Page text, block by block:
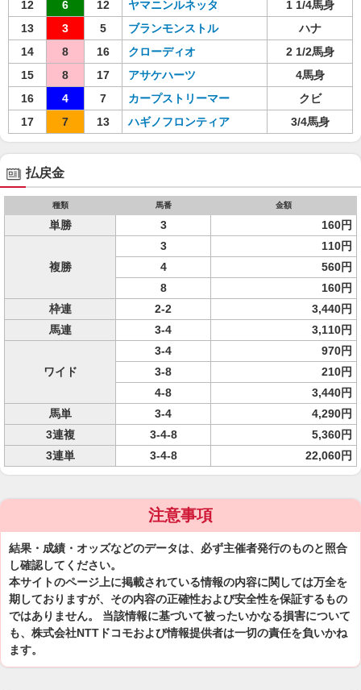
12
6 12 ヤマニンルネッタ
1 1/4馬身
13
3 5 ブランモンストル
ハナ
14
8 16 クローディオ
2 1/2馬身
15
8 17 アサケハーツ
4馬身
16
4 7 カープストリーマー
クビ
17
7 13 ハギノフロンティア 3/4馬身
払戻金
種類 馬番 金額
単勝 3 160円
複勝
3
110円
4
560円
8
160円
枠連
2-2
3,440円
馬連
3-4 3,110円
ワイド
3-4
970円
3-8
210円
4-8
3,440円
馬単
3-4
4,290円
3連複
3-4-8
5,360円
3連単
3-4-8 22,060円
注意事項
結果・成績・オッズなどのデータは、必ず主催者発行のものと照合
し確認してください。
本サイトのページ上に掲載されている情報の内容に関しては万全を
期しておりますが、その内容の正確性および安全性を保証するもの
ではありません。 当該情報に基づいて被ったいかなる損害について
も、株式会社NTTドコモおよび情報提供者は一切の責任を負いかね
ます。